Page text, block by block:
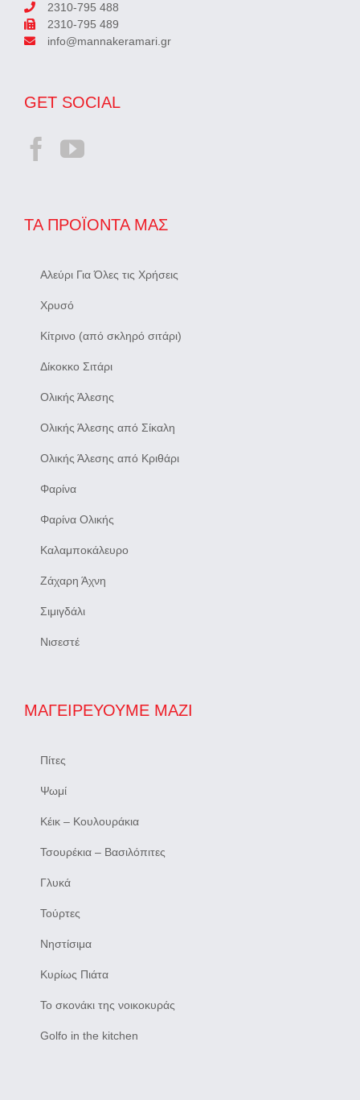
2310-795 488
2310-795 489
info@mannakeramari.gr
GET SOCIAL
ΤΑ ΠΡΟΪΌΝΤΑ ΜΑΣ
Αλεύρι Για Όλες τις Χρήσεις
Χρυσό
Κίτρινο (από σκληρό σιτάρι)
Δίκοκκο Σιτάρι
Ολικής Άλεσης
Ολικής Άλεσης από Σίκαλη
Ολικής Άλεσης από Κριθάρι
Φαρίνα
Φαρίνα Ολικής
Καλαμποκάλευρο
Ζάχαρη Άχνη
Σιμιγδάλι
Νισεστέ
ΜΑΓΕΙΡΕΎΟΥΜΕ ΜΑΖΊ
Πίτες
Ψωμί
Κέικ – Κουλουράκια
Τσουρέκια – Βασιλόπιτες
Γλυκά
Τούρτες
Νηστίσιμα
Κυρίως Πιάτα
Το σκονάκι της νοικοκυράς
Golfo in the kitchen